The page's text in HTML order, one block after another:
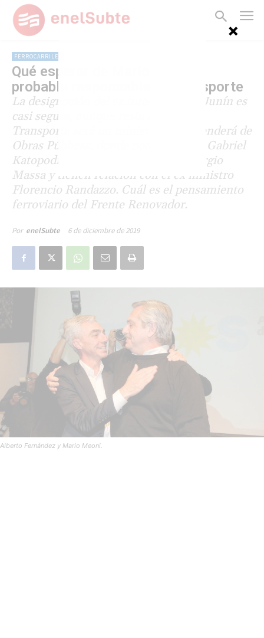
FERROCARRILES
Qué esperar de Mario Meoni,
probable responsable de Transporte
La designación del ex intendente de Junín es
casi segura, aunque resta definir si
Transporte será un ministerio o dependerá de
Obras Públicas, donde podría recalar Gabriel
Katopodis. Ambos son cercanos a Sergio
Massa y tienen relación con el ex ministro
Florencio Randazzo. Cuál es el pensamiento
ferroviario del Frente Renovador.
Por enelSubte 6 de diciembre de 2019
Alberto Fernández y Mario Meoni.